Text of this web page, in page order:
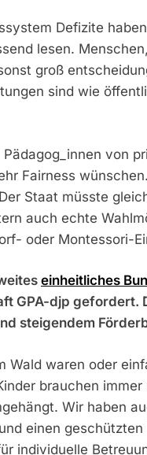
Defizite
lesen.
groß
sind wie
von
Fairness
Staat müsste
auch echte
oder Montessori-
einheitliches
GPA-djp gefordert.
steigendem
Wald waren oder
brauchen
Wir haben
einen geschützten
individuelle